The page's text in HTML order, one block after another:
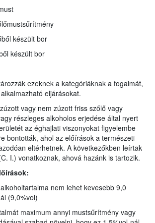
készült bor
készült bor
ezeknek a kategóriáknak a fogalmát,
eljárásokat.
vagy nem zúzott friss szőlő vagy
részleges alkoholos erjedése által nyert
az éghajlati viszonyokat figyelembe
bontották, ahol az előírások a természeti
eltérhetnek. A következőkben leírtak
I.) vonatkoznak, ahová hazánk is tartozik.
nem lehet kevesebb 9,0
(9,0%vol)
maximum annyi mustsűrítmény vagy